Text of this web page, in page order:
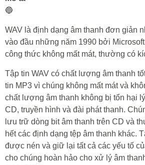
🔵
WAV là định dạng âm thanh đơn giản
vào đầu những năm 1990 bởi
công thức không mất mát, thường có
Tập tin WAV có chất lượng âm thanh
tin MP3 vì chúng không mất mát và
chất lượng âm thanh không bị tổn hại
CD, truyền hình và đài phát thanh.
lưu trữ dòng bit âm thanh trên CD và
hết các định dạng tệp âm thanh khác.
được nén và giữ lại tất cả các yếu tố
cho chúng hoàn hảo cho xử lý âm